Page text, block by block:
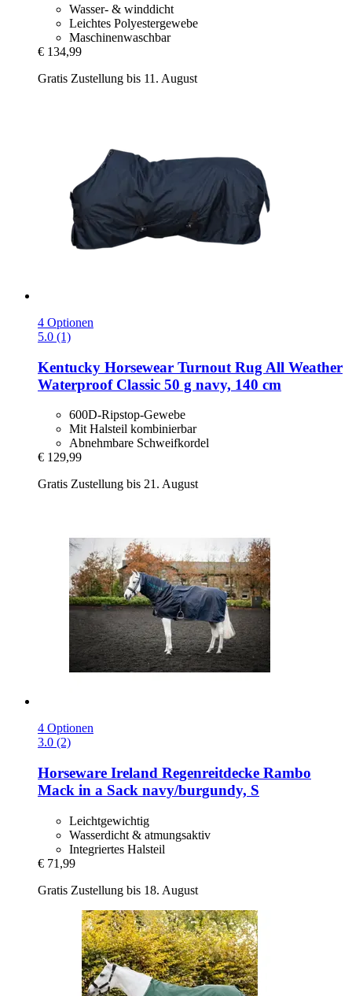
Wasser- & winddicht
Leichtes Polyestergewebe
Maschinenwaschbar
€ 134,99
Gratis Zustellung bis 11. August
4 Optionen
5.0 (1)
Kentucky Horsewear Turnout Rug All Weather
Waterproof Classic 50 g navy, 140 cm
600D-Ripstop-Gewebe
Mit Halsteil kombinierbar
Abnehmbare Schweifkordel
€ 129,99
Gratis Zustellung bis 21. August
4 Optionen
3.0 (2)
Horseware Ireland Regenreitdecke Rambo
Mack in a Sack navy/burgundy, S
Leichtgewichtig
Wasserdicht & atmungsaktiv
Integriertes Halsteil
€ 71,99
Gratis Zustellung bis 18. August